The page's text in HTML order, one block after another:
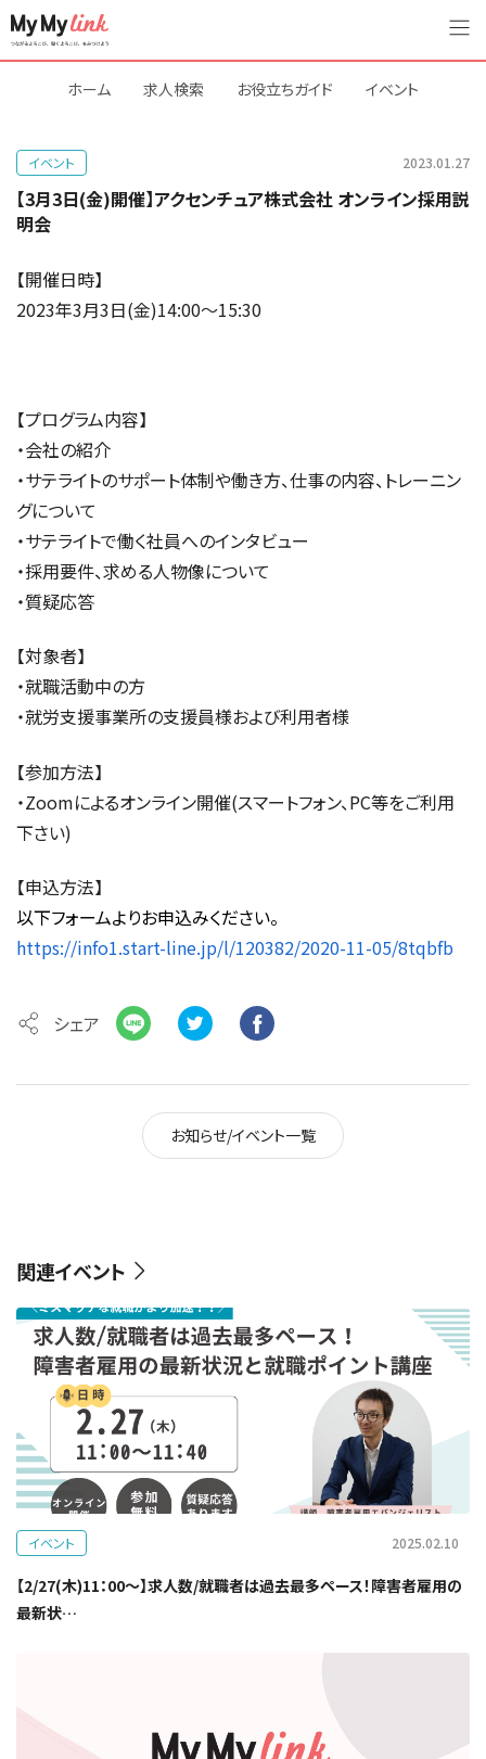
ホーム 求人検索 お役立ちガイド イベント
イベント 2023.01.27
【3月3日(金)開催】アクセンチュア株式会社 オンライン採用説
明会
【開催日時】
2023年3月3日(金)14:00～15:30
【プログラム内容】
・会社の紹介
・サテライトのサポート体制や働き方、仕事の内容、トレーニン
グについて
・サテライトで働く社員へのインタビュー
・採用要件、求める人物像について
・質疑応答
【対象者】
・就職活動中の方
・就労支援事業所の支援員様および利用者様
【参加方法】
・Zoomによるオンライン開催(スマートフォン、PC等をご利用
下さい)
【申込方法】
以下フォームよりお申込みください。
https://info1.start-line.jp/l/120382/2020-11-05/8tqbfb
シェア
お知らせ/イベント一覧
関連イベント
イベント 2025.02.10
【2/27(木)11：00～】求人数/就職者は過去最多ペース！障害者雇用の
最新状…